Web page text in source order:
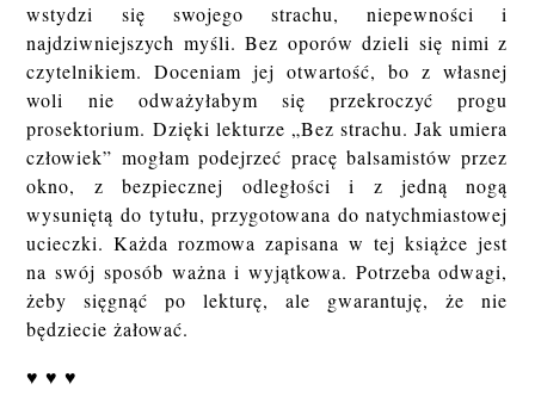
wstydzi się swojego strachu, niepewności i
najdziwniejszych myśli. Bez oporów dzieli się nimi z
czytelnikiem. Doceniam jej otwartość, bo z własnej
woli nie odważyłabym się przekroczyć progu
prosektorium. Dzięki lekturze „Bez strachu. Jak umiera
człowiek” mogłam podejrzeć pracę balsamistów przez
okno, z bezpiecznej odległości i z jedną nogą
wysuniętą do tytułu, przygotowana do natychmiastowej
ucieczki. Każda rozmowa zapisana w tej książce jest
na swój sposób ważna i wyjątkowa. Potrzeba odwagi,
żeby sięgnąć po lekturę, ale gwarantuję, że nie
będziecie żałować.
♥ ♥ ♥